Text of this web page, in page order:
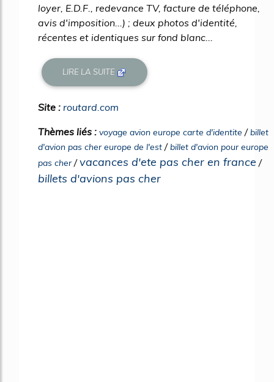
loyer, E.D.F., redevance TV, facture de téléphone,
avis d'imposition...) ; deux photos d'identité,
récentes et identiques sur fond blanc...
LIRE LA SUITE
Site : routard.com
Thèmes liés : voyage avion europe carte d'identite /billet
d'avion pas cher europe de l'est /billet d'avion pour europe
pas cher/vacances d'ete pas cher en france /
billets d'avions pas cher